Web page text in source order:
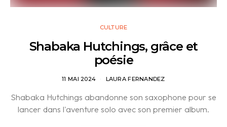
CULTURE
Shabaka Hutchings, grâce et
poésie
11 MAI 2024 LAURA FERNANDEZ
Shabaka Hutchings abandonne son saxophone pour se
lancer dans l'aventure solo avec son premier album.